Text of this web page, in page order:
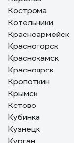
Кострома
Котельники
Красноармейск
Красногорск
Краснокамск
Красноярск
Кропоткин
Крымск
Кстово
Кубинка
Кузнецк